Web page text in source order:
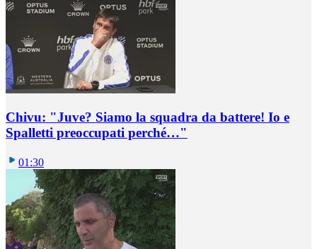
Chivu: "Juve? Siamo la squadra da battere! Io e
Spalletti preoccupati perché…"
01:30